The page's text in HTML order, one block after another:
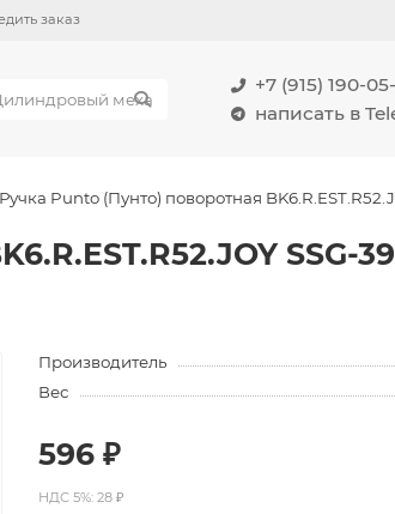
заказ
+7 (915) 190-
написать в
Ручка Punto (Пунто) поворотная
SSG-
Производитель
Вес
596 ₽
НДС 5%: 28 ₽